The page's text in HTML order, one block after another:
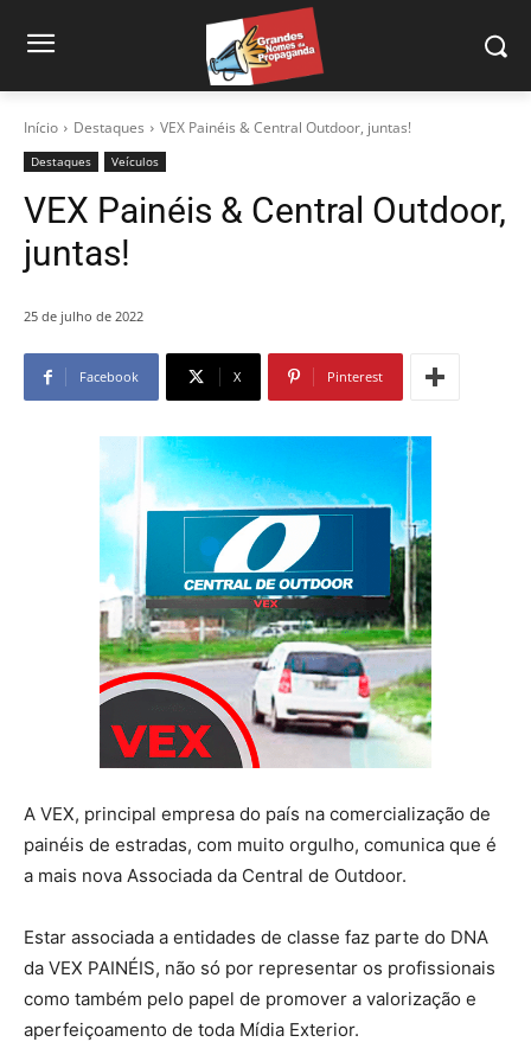
Início Destaques VEX Painéis & Central Outdoor, juntas!
Destaques Veículos
VEX Painéis & Central Outdoor,
juntas!
25 de julho de 2022
Facebook X Pinterest
A VEX, principal empresa do país na comercialização de
painéis de estradas, com muito orgulho, comunica que é
a mais nova Associada da Central de Outdoor.
Estar associada a entidades de classe faz parte do DNA
da VEX PAINÉIS, não só por representar os profissionais
como também pelo papel de promover a valorização e
aperfeiçoamento de toda Mídia Exterior.